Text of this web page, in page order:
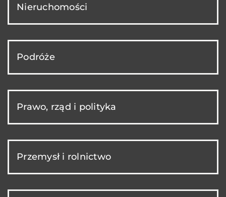
Nieruchomości
Podróże
Prawo, rząd i polityka
Przemysł i rolnictwo